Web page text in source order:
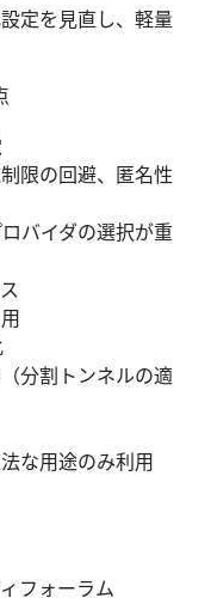
定を見直し、軽量
限の回避、匿名性
バイダの選択が重
分割トンネルの適
な用途のみ利用
フォーラム